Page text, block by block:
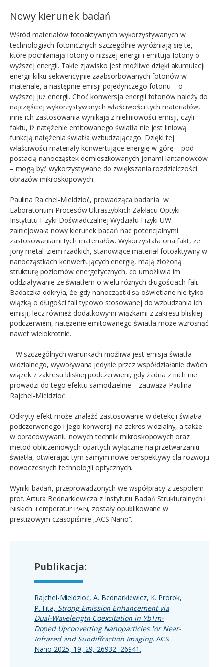
Nowy kierunek badań
Wśród materiałów fotoaktywnych wykorzystywanych w
technologiach fotonicznych szczególnie wyróżniają się te,
które pochłaniają fotony o niższej energii i emitują fotony o
wyższej energii. Takie zjawisko jest możliwe dzięki akumulacji
energii kilku sekwencyjnie zaabsorbowanych fotonów w
materiale, a następnie emisji pojedynczego fotonu – o
wyższej już energii. Choć konwersja energii fotonów należy do
najczęściej wykorzystywanych właściwości tych materiałów,
inne ich zastosowania wynikają z nieliniowości emisji, czyli
faktu, iż natężenie emitowanego światła nie jest liniową
funkcją natężenia światła wzbudzającego. Dzięki tej
właściwości materiały konwertujące energię w górę – pod
postacią nanocząstek domieszkowanych jonami lantanowców
– mogą być wykorzystywane do zwiększania rozdzielczości
obrazów mikroskopowych.
Paulina Rajchel-Mieldzioć, prowadząca badania w
Laboratorium Procesów Ultraszybkich Zakładu Optyki
Instytutu Fizyki Doświadczalnej Wydziału Fizyki UW
zainicjowała nowy kierunek badań nad potencjalnymi
zastosowaniami tych materiałów. Wykorzystała ona fakt, że
jony metali ziem rzadkich, stanowiące materiał fotoaktywny w
nanocząstkach konwertujących energię, mają złożoną
strukturę poziomów energetycznych, co umożliwia im
oddziaływanie ze światłem o wielu różnych długościach fali.
Badaczka odkryła, że gdy nanocząstki są oświetlane nie tylko
wiązką o długości fali typowo stosowanej do wzbudzania ich
emisji, lecz również dodatkowymi wiązkami z zakresu bliskiej
podczerwieni, natężenie emitowanego światła może wzrosnąć
nawet wielokrotnie.
– W szczególnych warunkach możliwa jest emisja światła
widzialnego, wywoływana jedynie przez współdziałanie dwóch
wiązek z zakresu bliskiej podczerwieni, gdy żadna z nich nie
prowadzi do tego efektu samodzielnie – zauważa Paulina
Rajchel-Mieldzioć.
Odkryty efekt może znaleźć zastosowanie w detekcji światła
podczerwonego i jego konwersji na zakres widzialny, a także
w opracowywaniu nowych technik mikroskopowych oraz
metod obliczeniowych opartych wyłącznie na przetwarzaniu
światła, otwierając tym samym nowe perspektywy dla rozwoju
nowoczesnych technologii optycznych.
Wyniki badań, przeprowadzonych we współpracy z zespołem
prof. Artura Bednarkiewicza z Instytutu Badań Strukturalnych i
Niskich Temperatur PAN, zostały opublikowane w
prestiżowym czasopiśmie „ACS Nano”.
Publikacja:
Rajchel-Mieldzioć, A. Bednarkiewicz, K. Prorok,
P. Fita, Strong Emission Enhancement via
Dual-Wavelength Coexcitation in YbTm-
Doped Upconverting Nanoparticles for Near-
Infrared and Subdiffraction Imaging, ACS
Nano 2025, 19, 29, 26932–26941.